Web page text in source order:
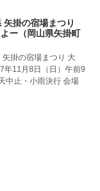
掛の宿場まつり
ー（岡山県矢掛町
掛の宿場まつり 大
11月8日（日）午前9
中止・小雨決行 会場